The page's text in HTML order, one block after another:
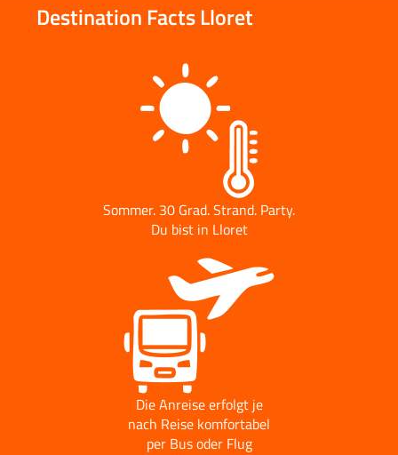
Destination Facts Lloret
Sommer. 30 Grad. Strand. Party.
Du bist in Lloret
Die Anreise erfolgt je
nach Reise komfortabel
per Bus oder Flug